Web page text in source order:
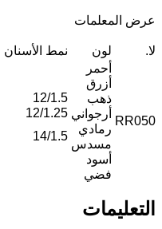
عرض المعلمات
لا. لون نمط الأسنان
RR050
أحمر
أزرق
ذهب
12/1.5
أرجواني 12/1.25
رمادي
مسدس
14/1.5
أسود
فضي
التعليمات